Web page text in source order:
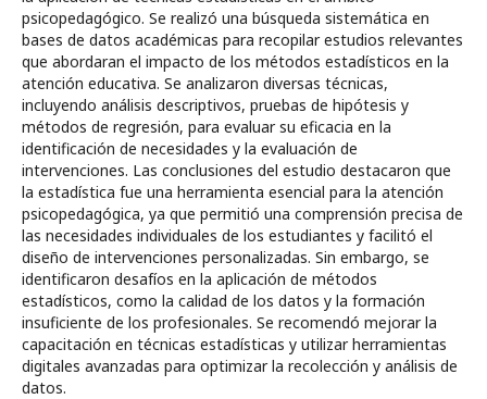
psicopedagógico. Se realizó una búsqueda sistemática en
bases de datos académicas para recopilar estudios relevantes
que abordaran el impacto de los métodos estadísticos en la
atención educativa. Se analizaron diversas técnicas,
incluyendo análisis descriptivos, pruebas de hipótesis y
métodos de regresión, para evaluar su eficacia en la
identificación de necesidades y la evaluación de
intervenciones. Las conclusiones del estudio destacaron que
la estadística fue una herramienta esencial para la atención
psicopedagógica, ya que permitió una comprensión precisa de
las necesidades individuales de los estudiantes y facilitó el
diseño de intervenciones personalizadas. Sin embargo, se
identificaron desafíos en la aplicación de métodos
estadísticos, como la calidad de los datos y la formación
insuficiente de los profesionales. Se recomendó mejorar la
capacitación en técnicas estadísticas y utilizar herramientas
digitales avanzadas para optimizar la recolección y análisis de
datos.